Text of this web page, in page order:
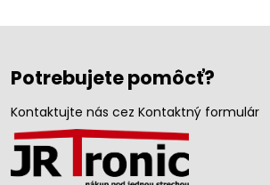
Potrebujete pomôcť?
Kontaktujte nás cez Kontaktný formulár